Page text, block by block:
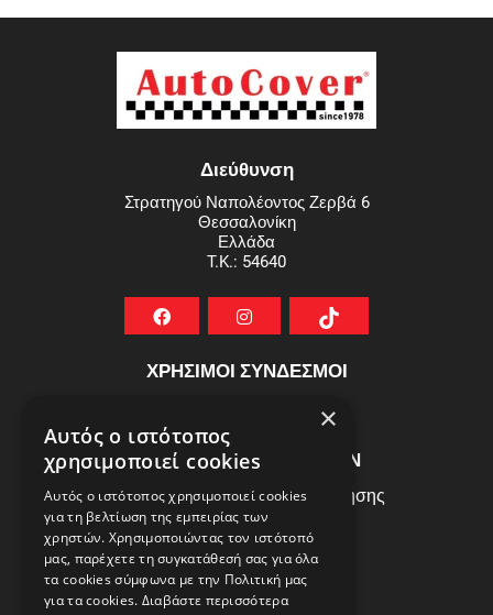
Διεύθυνση
Στρατηγού Ναπολέοντος Ζερβά 6
Θεσσαλονίκη
Ελλάδα
T.K.: 54640
ΧΡΗΣΙΜΟΙ ΣΥΝΔΕΣΜΟΙ
ΕΞΥΠΗΡΕΤΗΣΗ ΠΕΛΑΤΩΝ
Πολιτική Δεδομένων - Όροι Χρήσης
Πολιτική Επιστροφών
Όροι Χρήσης
ΩΡΑΡΙΟ ΛΕΙΤΟΥΡΓΙΑΣ
×
Αυτός ο ιστότοπος
χρησιμοποιεί cookies
Αυτός ο ιστότοπος χρησιμοποιεί cookies
για τη βελτίωση της εμπειρίας των
χρηστών. Χρησιμοποιώντας τον ιστότοπό
μας, παρέχετε τη συγκατάθεσή σας για όλα
τα cookies σύμφωνα με την Πολιτική μας
για τα cookies. Διαβάστε περισσότερα